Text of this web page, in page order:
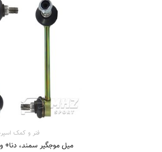
فنر و کمک
میل موجگیر سمند،